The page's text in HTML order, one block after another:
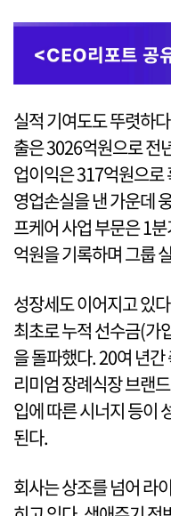
실적 기여도도 뚜렷하
출은 3026억원으로 전
업이익은 317억원으로
영업손실을 낸 가운데
프케어 사업 부문은 1
억원을 기록하며 그룹
성장세도 이어지고 있
최초로 누적 선수금(가
을 돌파했다. 20여 년
리미엄 장례식장 브랜
입에 따른 시너지 등이
된다.
회사는 상조를 넘어 라